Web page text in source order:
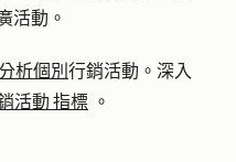
活動。
析個別 行銷活動。深入
活動 指標 。